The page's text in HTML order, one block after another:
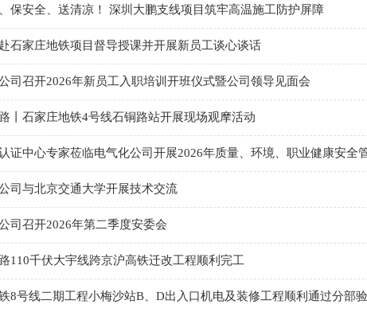
保安全、送清凉！ 深圳大鹏支线项目筑牢高温施工防护屏障
石家庄地铁项目督导授课并开展新员工谈心谈话
司召开2026年新员工入职培训开班仪式暨公司领导见面会
丨石家庄地铁4号线石铜路站开展现场观摩活动
证中心专家莅临电气化公司开展2026年质量、环境、职业健康安全
司与北京交通大学开展技术交流
司召开2026年第二季度安委会
110千伏大宇线跨京沪高铁迁改工程顺利完工
8号线二期工程小梅沙站B、D出入口机电及装修工程顺利通过分部